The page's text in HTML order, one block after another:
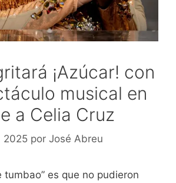
¡Azúcar! con
musical en
a Celia Cruz
2025 por José Abreu
tumbao” es que no pudieron